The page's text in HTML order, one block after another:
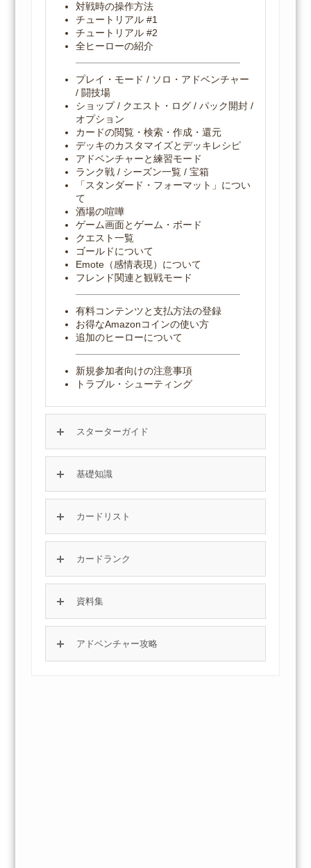
対戦時の操作方法
チュートリアル #1
チュートリアル #2
全ヒーローの紹介
プレイ・モード / ソロ・アドベンチャー
/ 闘技場
ショップ / クエスト・ログ / パック開封 /
オプション
カードの閲覧・検索・作成・還元
デッキのカスタマイズとデッキレシピ
アドベンチャーと練習モード
ランク戦 / シーズン一覧 / 宝箱
「スタンダード・フォーマット」につい
て
酒場の喧嘩
ゲーム画面とゲーム・ボード
クエスト一覧
ゴールドについて
Emote（感情表現）について
フレンド関連と観戦モード
有料コンテンツと支払方法の登録
お得なAmazonコインの使い方
追加のヒーローについて
新規参加者向けの注意事項
トラブル・シューティング
スターターガイド
基礎知識
カードリスト
カードランク
資料集
アドベンチャー攻略